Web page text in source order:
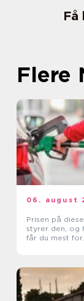
Flere
06. august
Prisen på
styrer den, og
får du mest for